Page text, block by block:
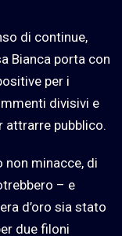
di continue,
Bianca porta con
per i
divisivi e
attrarre pubblico.
non minacce, di
– e
d’oro sia stato
due filoni